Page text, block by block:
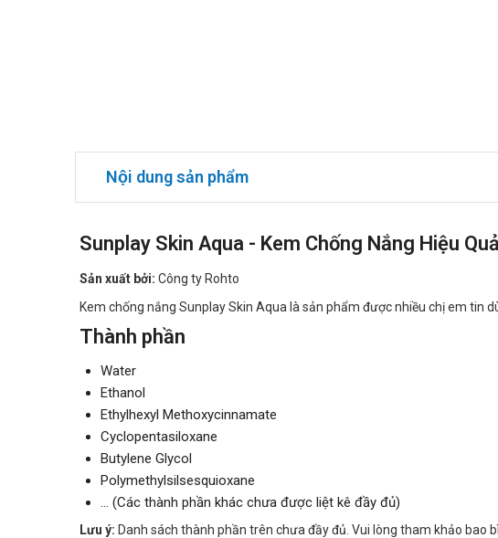
Nội dung sản phẩm
Sunplay Skin Aqua - Kem Chống Nắng Hiệu Quả
Sản xuất bởi: Công ty Rohto
Kem chống nắng Sunplay Skin Aqua là sản phẩm được nhiều chị em tin
Thành phần
Water
Ethanol
Ethylhexyl Methoxycinnamate
Cyclopentasiloxane
Butylene Glycol
Polymethylsilsesquioxane
… (Các thành phần khác chưa được liệt kê đầy đủ)
Lưu ý: Danh sách thành phần trên chưa đầy đủ. Vui lòng tham khảo bao